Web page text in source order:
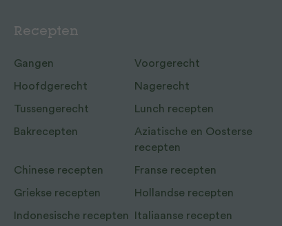
Recepten
Gangen Voorgerecht
Hoofdgerecht Nagerecht
Tussengerecht Lunch recepten
Bakrecepten
Aziatische en Oosterse
recepten
Chinese recepten Franse recepten
Griekse recepten Hollandse recepten
Indonesische recepten Italiaanse recepten